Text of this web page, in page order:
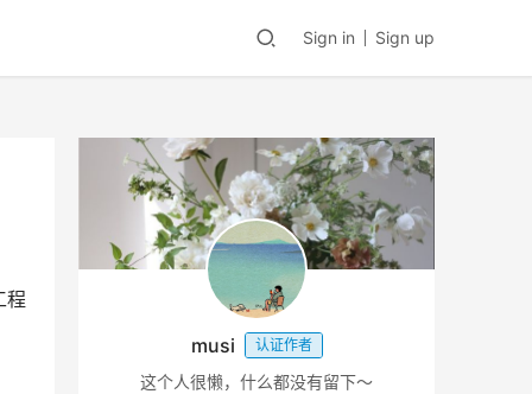
Sign in Sign up
程
musi 认证作者
这个人很懒，什么都没有留下～